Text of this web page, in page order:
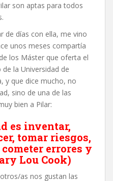
son aptas para todos
de días con ella, me vino
unos meses compartía
los Máster que oferta el
la Universidad de
y que dice mucho, no
sino de una de las
bien a Pilar:
es inventar,
tomar riesgos,
errores y
Lou Cook)
as nos gustan las